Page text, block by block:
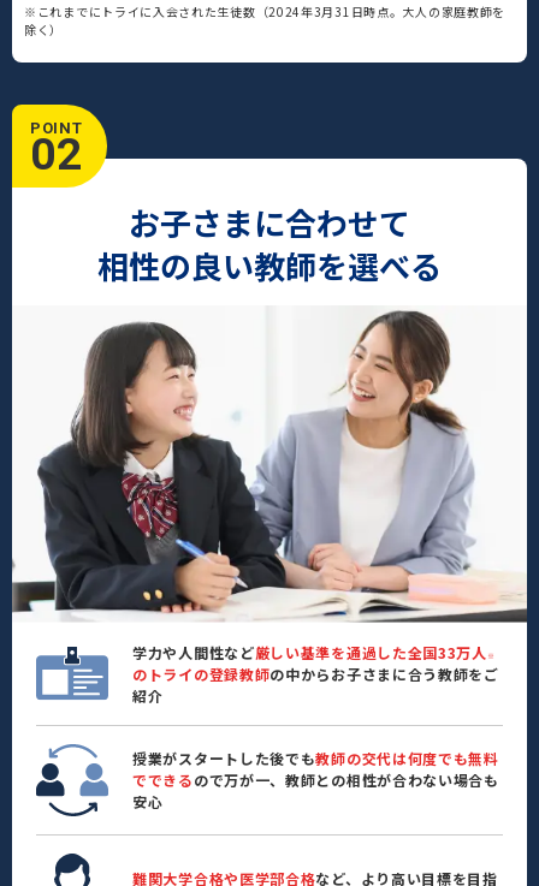
※これまでにトライに入会された生徒数（2024年3月31日時点。大人の家庭教師を
除く）
POINT
02
お子さまに合わせて
相性の良い教師を選べる
学力や人間性など厳しい基準を通過した全国33万人 ※
のトライの登録教師の中からお子さまに合う教師をご
紹介
授業がスタートした後でも教師の交代は何度でも無料
でできるので万が一、教師との相性が合わない場合も
安心
難関大学合格や医学部合格など、より高い目標を目指